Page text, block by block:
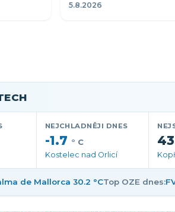
5.8.2026
aktuální
NEJCHLADNĚJI DNES
-1.7 ° C
Kostelec nad Orlicí
de Mallorca 30.2 °CTop OZE dnes: